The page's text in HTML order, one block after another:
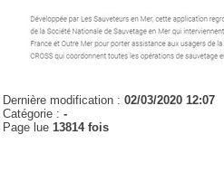
Dernière modification :02/03/2020 12:07
Catégorie :-
Page lue13814 fois